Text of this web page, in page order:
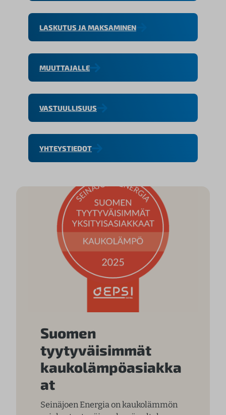
LASKUTUS JA MAKSAMINEN
MUUTTAJALLE
VASTUULLISUUS
YHTEYSTIEDOT
Suomen
tyytyväisimmät
kaukolämpöasiakka
at
Seinäjoen Energia on kaukolämmön